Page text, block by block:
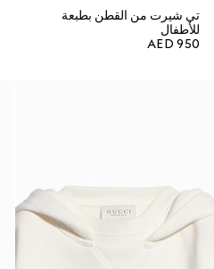
تي شيرت من القطن بطبعة
للأطفال
AED 950